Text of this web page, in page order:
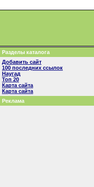
Разделы каталога
Добавить сайт
100 последних ссылок
Наугад
Топ 20
Карта сайта
Карта сайта
Реклама